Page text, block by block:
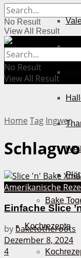
Bake
Kochrezepte
No Result
View All Result
No Result
View All Result
Home Tag Ingwer
Amerikanische
Einfache Slice
by baketotheroots
Dezember 8, 2024
4